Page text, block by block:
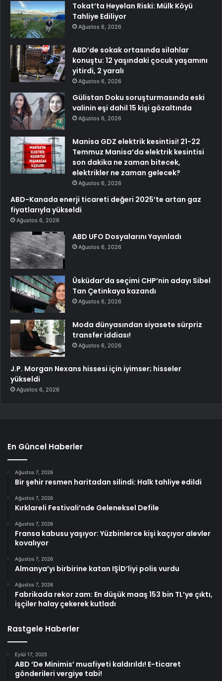
Tokat’ta Heyelan Riski: Mülk Köyü
Tahliye Ediliyor
Ağustos 6, 2026
ABD’de sokak ortasında silahlar
konuştu: 12 yaşındaki çocuk yaşamını
yitirdi, 2 yaralı
Ağustos 6, 2026
Gülistan Doku soruşturmasında eski
valinin eşi dahil 15 kişi gözaltında
Ağustos 6, 2026
Manisa GDZ elektrik kesintisi! 21-22
Temmuz Manisa’da elektrik kesintisi
son dakika ne zaman bitecek,
elektrikler ne zaman gelecek?
Ağustos 6, 2026
ABD-Kanada enerji ticareti değeri 2025’te artan gaz
fiyatlarıyla yükseldi
Ağustos 6, 2026
ABD UFO Dosyalarını Yayınladı
Ağustos 6, 2026
Üsküdar’da seçimi CHP’nin adayı Sibel
Tan Çetinkaya kazandı
Ağustos 6, 2026
Moda dünyasından siyasete sürpriz
transfer iddiası!
Ağustos 6, 2026
J.P. Morgan Nexans hissesi için iyimser; hisseler
yükseldi
Ağustos 6, 2026
En Güncel Haberler
Ağustos 7, 2026
Bir şehir resmen haritadan silindi: Halk tahliye edildi
Ağustos 7, 2026
Kırklareli Festivali’nde Geleneksel Defile
Ağustos 7, 2026
Fransa kabusu yaşıyor: Yüzbinlerce kişi kaçıyor alevler
kovalıyor
Ağustos 7, 2026
Almanya’yı birbirine katan IŞİD’liyi polis vurdu
Ağustos 7, 2026
Fabrikada rekor zam: En düşük maaş 153 bin TL’ye çıktı,
işçiler halay çekerek kutladı
Rastgele Haberler
Eylül 17, 2025
ABD ‘De Minimis’ muafiyeti kaldırıldı! E-ticaret
gönderileri vergiye tabi!